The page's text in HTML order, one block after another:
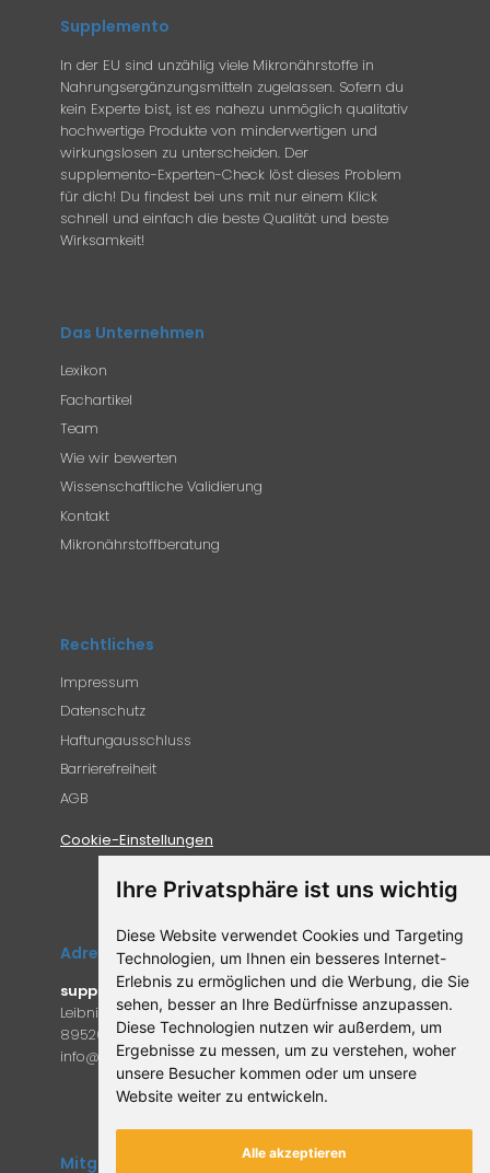
Ihre Privatsphäre ist uns wichtig
Diese Website verwendet Cookies und Targeting
Technologien, um Ihnen ein besseres Internet-
Erlebnis zu ermöglichen und die Werbung, die Sie
sehen, besser an Ihre Bedürfnisse anzupassen.
Diese Technologien nutzen wir außerdem, um
Ergebnisse zu messen, um zu verstehen, woher
unsere Besucher kommen oder um unsere
Website weiter zu entwickeln.
Alle akzeptieren
Supplemento
In der EU sind unzählig viele Mikronährstoffe in
Nahrungsergänzungsmitteln zugelassen. Sofern du
kein Experte bist, ist es nahezu unmöglich qualitativ
hochwertige Produkte von minderwertigen und
wirkungslosen zu unterscheiden. Der
supplemento-Experten-Check löst dieses Problem
für dich! Du findest bei uns mit nur einem Klick
schnell und einfach die beste Qualität und beste
Wirksamkeit!
Das Unternehmen
Lexikon
Fachartikel
Team
Wie wir bewerten
Wissenschaftliche Validierung
Kontakt
Mikronährstoffberatung
Rechtliches
Impressum
Datenschutz
Haftungausschluss
Barrierefreiheit
AGB
Cookie-Einstellungen
Adresse
supplemento.de
Leibniz-Campus 9
89520 Heidenheim an der Brenz
info@supplemento.de
Mitglied des Forum